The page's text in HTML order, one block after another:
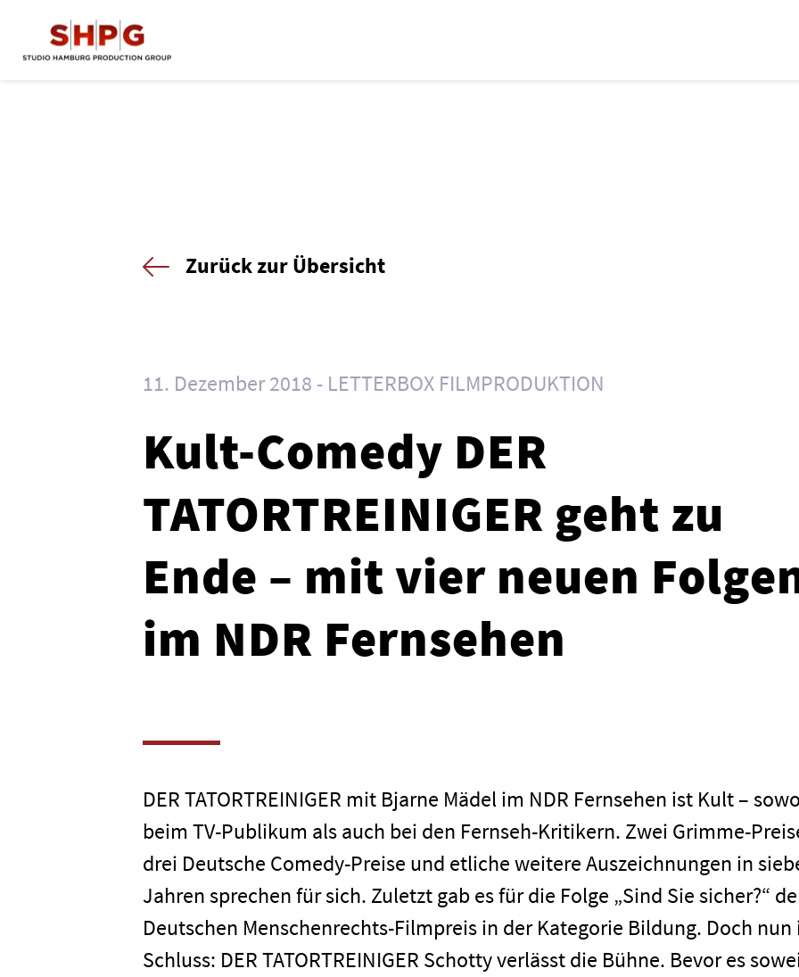
Zurück zur Übersicht
11. Dezember 2018 LETTERBOX FILMPRODUKTION
Kult-Comedy DER
TATORTREINIGER geht zu
Ende – mit vier neuen
im NDR Fernsehen
DER TATORTREINIGER mit Bjarne Mädel im NDR Fernsehen ist Kult –
beim TV-Publikum als auch bei den Fernseh-Kritikern. Zwei Grimme-
drei Deutsche Comedy-Preise und etliche weitere Auszeichnungen in
Jahren sprechen für sich. Zuletzt gab es für die Folge „Sind Sie sicher?“
Deutschen Menschenrechts-Filmpreis in der Kategorie Bildung. Doch nun
Schluss: DER TATORTREINIGER Schotty verlässt die Bühne. Bevor es